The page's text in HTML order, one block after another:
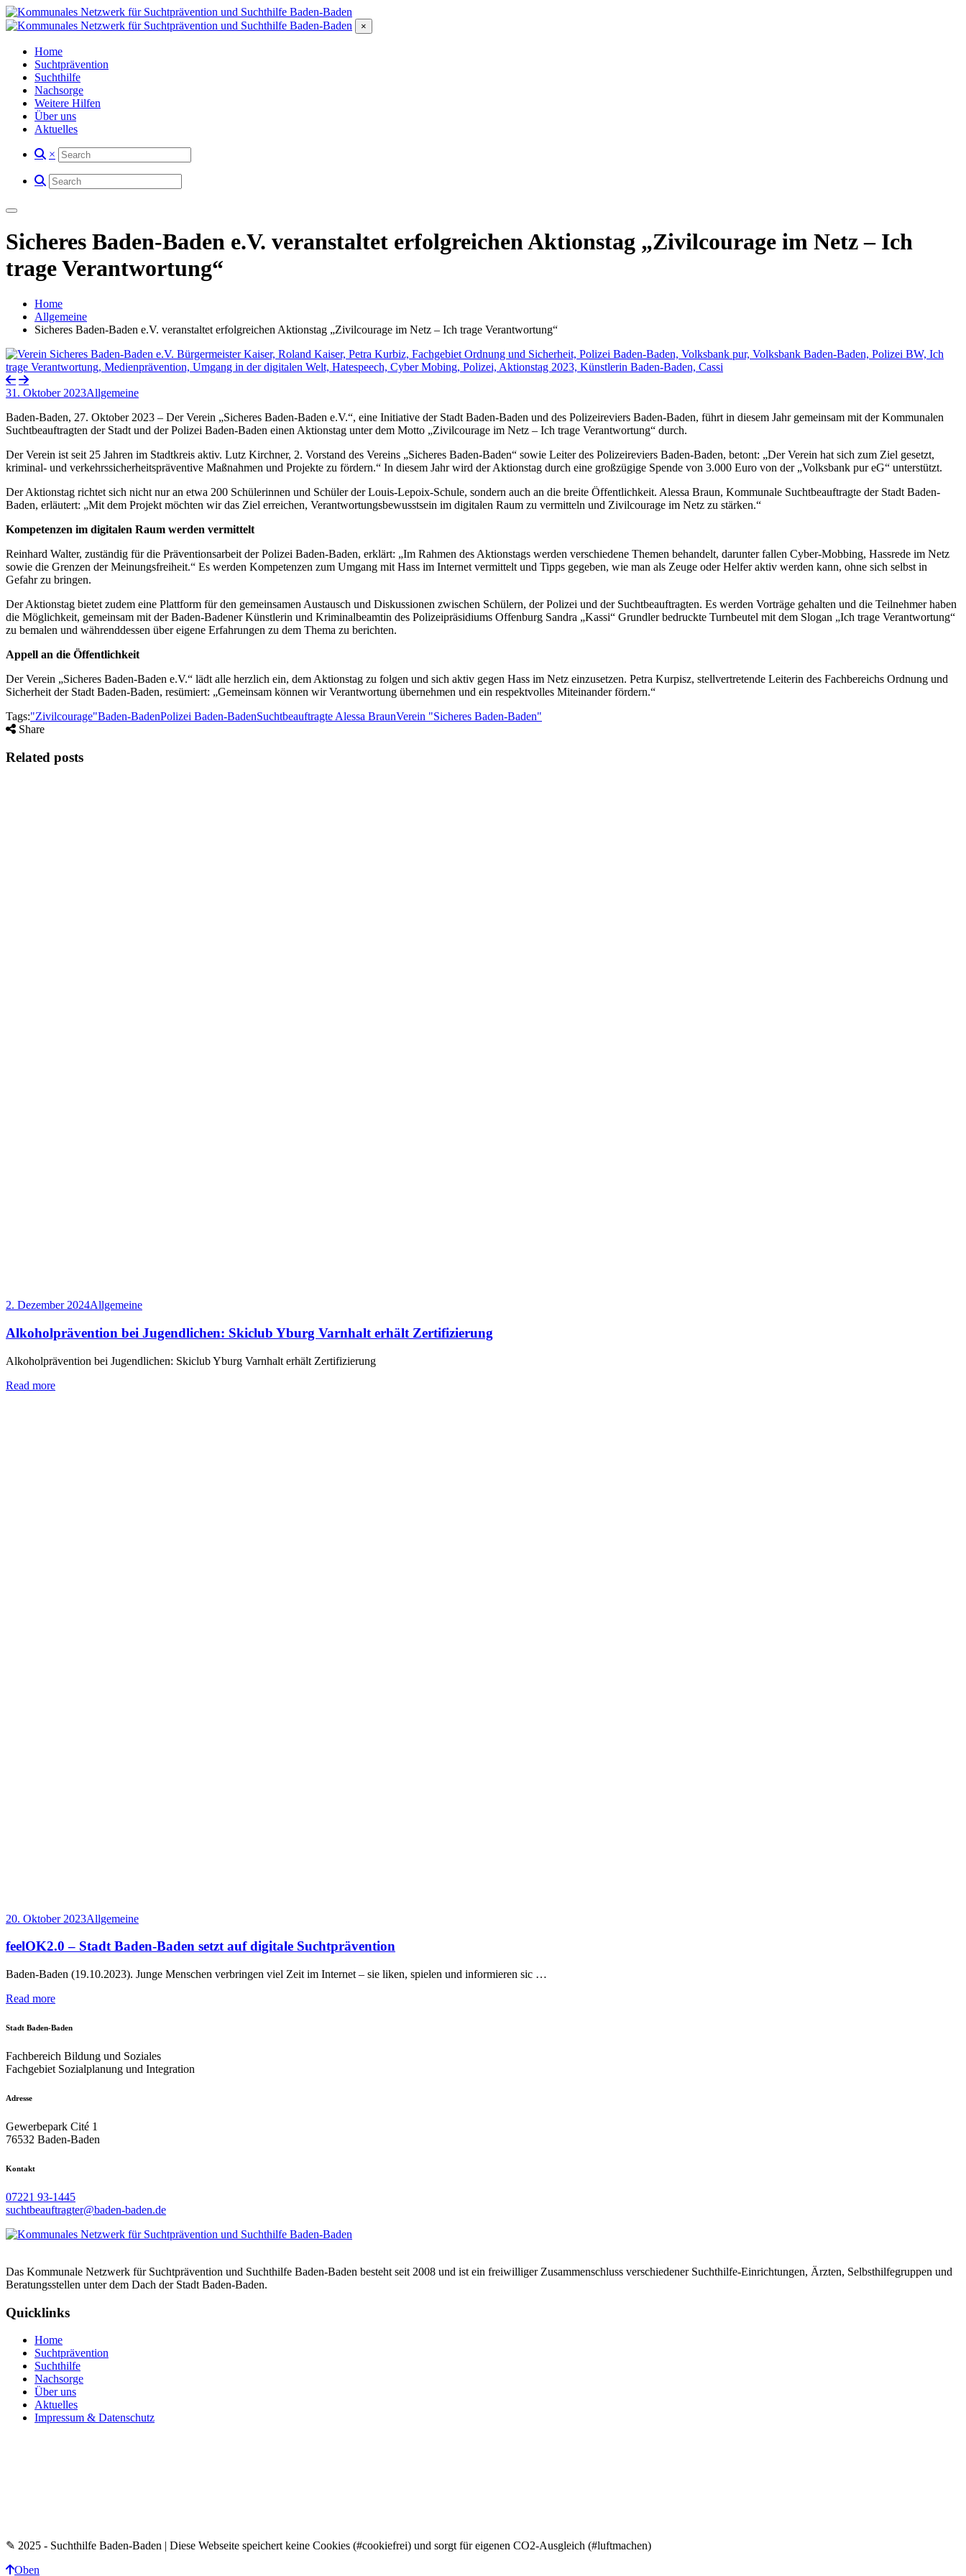
×
Home
Suchtprävention
Suchthilfe
Nachsorge
Weitere Hilfen
Über uns
Aktuelles
×
Sicheres Baden-Baden e.V. veranstaltet erfolgreichen Aktionstag „Zivilcourage im Netz – Ich
trage Verantwortung“
Home
Allgemeine
Sicheres Baden-Baden e.V. veranstaltet erfolgreichen Aktionstag „Zivilcourage im Netz – Ich trage Verantwortung“
31. Oktober 2023Allgemeine
Baden-Baden, 27. Oktober 2023 – Der Verein „Sicheres Baden-Baden e.V.“, eine Initiative der Stadt Baden-Baden und des Polizeireviers Baden-Baden, führt in diesem Jahr gemeinsam mit der Kommunalen
Suchtbeauftragten der Stadt und der Polizei Baden-Baden einen Aktionstag unter dem Motto „Zivilcourage im Netz – Ich trage Verantwortung“ durch.
Der Verein ist seit 25 Jahren im Stadtkreis aktiv. Lutz Kirchner, 2. Vorstand des Vereins „Sicheres Baden-Baden“ sowie Leiter des Polizeireviers Baden-Baden, betont: „Der Verein hat sich zum Ziel gesetzt,
kriminal- und verkehrssicherheitspräventive Maßnahmen und Projekte zu fördern.“ In diesem Jahr wird der Aktionstag durch eine großzügige Spende von 3.000 Euro von der „Volksbank pur eG“ unterstützt.
Der Aktionstag richtet sich nicht nur an etwa 200 Schülerinnen und Schüler der Louis-Lepoix-Schule, sondern auch an die breite Öffentlichkeit. Alessa Braun, Kommunale Suchtbeauftragte der Stadt Baden-
Baden, erläutert: „Mit dem Projekt möchten wir das Ziel erreichen, Verantwortungsbewusstsein im digitalen Raum zu vermitteln und Zivilcourage im Netz zu stärken.“
Kompetenzen im digitalen Raum werden vermittelt
Reinhard Walter, zuständig für die Präventionsarbeit der Polizei Baden-Baden, erklärt: „Im Rahmen des Aktionstags werden verschiedene Themen behandelt, darunter fallen Cyber-Mobbing, Hassrede im Netz
sowie die Grenzen der Meinungsfreiheit.“ Es werden Kompetenzen zum Umgang mit Hass im Internet vermittelt und Tipps gegeben, wie man als Zeuge oder Helfer aktiv werden kann, ohne sich selbst in
Gefahr zu bringen.
Der Aktionstag bietet zudem eine Plattform für den gemeinsamen Austausch und Diskussionen zwischen Schülern, der Polizei und der Suchtbeauftragten. Es werden Vorträge gehalten und die Teilnehmer haben
die Möglichkeit, gemeinsam mit der Baden-Badener Künstlerin und Kriminalbeamtin des Polizeipräsidiums Offenburg Sandra „Kassi“ Grundler bedruckte Turnbeutel mit dem Slogan „Ich trage Verantwortung“
zu bemalen und währenddessen über eigene Erfahrungen zu dem Thema zu berichten.
Appell an die Öffentlichkeit
Der Verein „Sicheres Baden-Baden e.V.“ lädt alle herzlich ein, dem Aktionstag zu folgen und sich aktiv gegen Hass im Netz einzusetzen. Petra Kurpisz, stellvertretende Leiterin des Fachbereichs Ordnung und
Sicherheit der Stadt Baden-Baden, resümiert: „Gemeinsam können wir Verantwortung übernehmen und ein respektvolles Miteinander fördern.“
Tags:"Zivilcourage"Baden-BadenPolizei Baden-BadenSuchtbeauftragte Alessa BraunVerein "Sicheres Baden-Baden"
Share
Related posts
2. Dezember 2024Allgemeine
Alkoholprävention bei Jugendlichen: Skiclub Yburg Varnhalt erhält Zertifizierung
Alkoholprävention bei Jugendlichen: Skiclub Yburg Varnhalt erhält Zertifizierung
Read more
20. Oktober 2023Allgemeine
feelOK2.0 – Stadt Baden-Baden setzt auf digitale Suchtprävention
Baden-Baden (19.10.2023). Junge Menschen verbringen viel Zeit im Internet – sie liken, spielen und informieren sic …
Read more
Stadt Baden-Baden
Fachbereich Bildung und Soziales
Fachgebiet Sozialplanung und Integration
Adresse
Gewerbepark Cité 1
76532 Baden-Baden
Kontakt
07221 93-1445
suchtbeauftragter@baden-baden.de
Das Kommunale Netzwerk für Suchtprävention und Suchthilfe Baden-Baden besteht seit 2008 und ist ein freiwilliger Zusammenschluss verschiedener Suchthilfe-Einrichtungen, Ärzten, Selbsthilfegruppen und
Beratungsstellen unter dem Dach der Stadt Baden-Baden.
Quicklinks
Home
Suchtprävention
Suchthilfe
Nachsorge
Über uns
Aktuelles
Impressum & Datenschutz
✎ 2025 - Suchthilfe Baden-Baden | Diese Webseite speichert keine Cookies (#cookiefrei) und sorgt für eigenen CO2-Ausgleich (#luftmachen)
Oben